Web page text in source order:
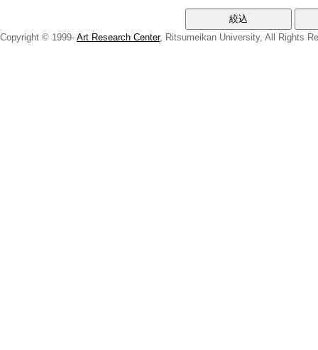
Copyright © 1999- Art Research Center, Ritsumeikan University, All Rights